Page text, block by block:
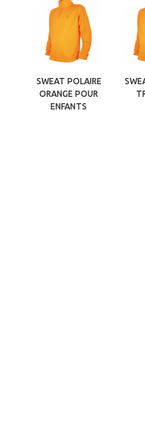
SWEAT POLAIRE
ORANGE POUR
ENFANTS